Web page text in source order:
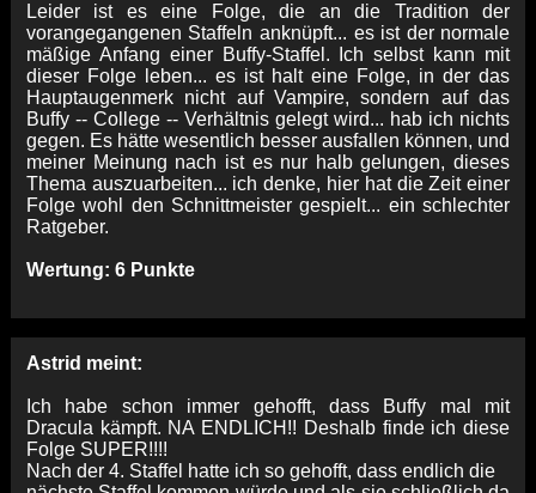
Leider ist es eine Folge, die an die Tradition der
vorangegangenen Staffeln anknüpft... es ist der normale
mäßige Anfang einer Buffy-Staffel. Ich selbst kann mit
dieser Folge leben... es ist halt eine Folge, in der das
Hauptaugenmerk nicht auf Vampire, sondern auf das
Buffy -- College -- Verhältnis gelegt wird... hab ich nichts
gegen. Es hätte wesentlich besser ausfallen können, und
meiner Meinung nach ist es nur halb gelungen, dieses
Thema auszuarbeiten... ich denke, hier hat die Zeit einer
Folge wohl den Schnittmeister gespielt... ein schlechter
Ratgeber.
Wertung: 6 Punkte
Astrid meint:
Ich habe schon immer gehofft, dass Buffy mal mit
Dracula kämpft. NA ENDLICH!! Deshalb finde ich diese
Folge SUPER!!!!
Nach der 4. Staffel hatte ich so gehofft, dass endlich die